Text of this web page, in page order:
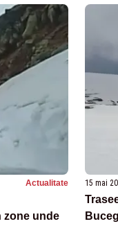
Actualitate
zone unde
15 mai